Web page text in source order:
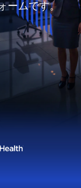
ームです。